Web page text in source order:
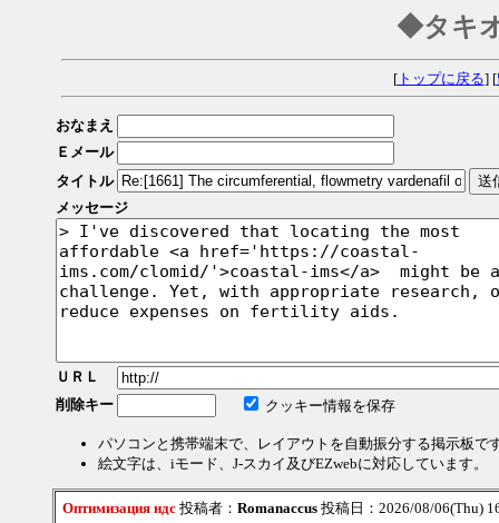
◆タキ
[トップに戻る] [
おなまえ
Ｅメール
タイトル
メッセージ
ＵＲＬ
削除キー
クッキー情報を保存
パソコンと携帯端末で、レイアウトを自動振分する掲示板で
絵文字は、iモード、J-スカイ及びEZwebに対応しています。
Оптимизация ндс 投稿者： Romanaccus 投稿日：2026/08/06(Thu)